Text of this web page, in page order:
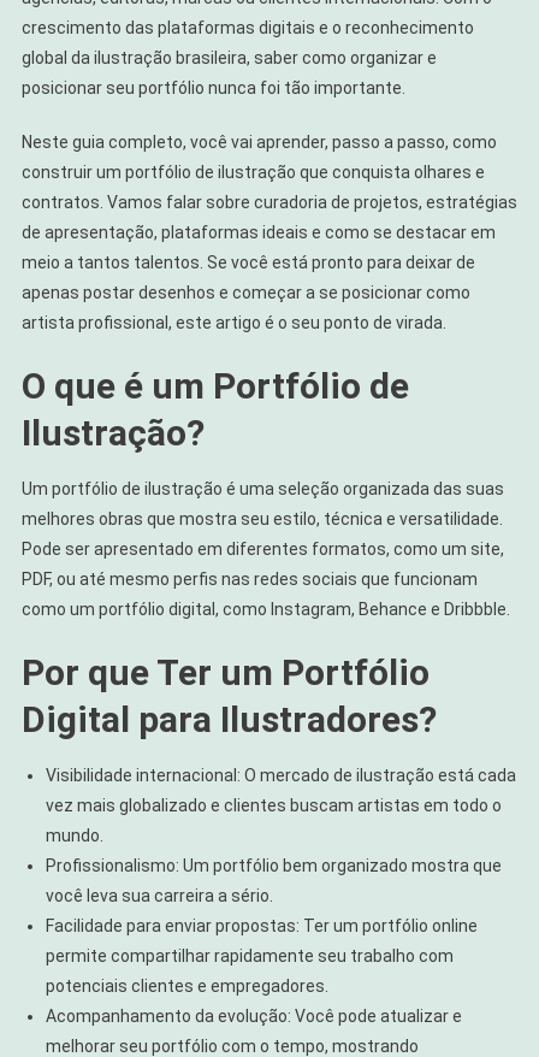
crescimento das plataformas digitais e o reconhecimento
global da ilustração brasileira, saber como organizar e
posicionar seu portfólio nunca foi tão importante.
Neste guia completo, você vai aprender, passo a passo, como
construir um portfólio de ilustração que conquista olhares e
contratos. Vamos falar sobre curadoria de projetos, estratégias
de apresentação, plataformas ideais e como se destacar em
meio a tantos talentos. Se você está pronto para deixar de
apenas postar desenhos e começar a se posicionar como
artista profissional, este artigo é o seu ponto de virada.
O que é um Portfólio de
Ilustração?
Um portfólio de ilustração é uma seleção organizada das suas
melhores obras que mostra seu estilo, técnica e versatilidade.
Pode ser apresentado em diferentes formatos, como um site,
PDF, ou até mesmo perfis nas redes sociais que funcionam
como um portfólio digital, como Instagram, Behance e Dribbble.
Por que Ter um Portfólio
Digital para Ilustradores?
Visibilidade internacional: O mercado de ilustração está cada
vez mais globalizado e clientes buscam artistas em todo o
mundo.
Profissionalismo: Um portfólio bem organizado mostra que
você leva sua carreira a sério.
Facilidade para enviar propostas: Ter um portfólio online
permite compartilhar rapidamente seu trabalho com
potenciais clientes e empregadores.
Acompanhamento da evolução: Você pode atualizar e
melhorar seu portfólio com o tempo, mostrando